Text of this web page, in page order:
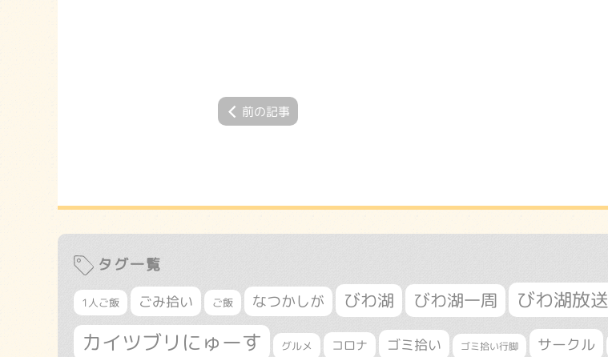
前の記事
タグ一覧
1人ご飯 ごみ拾い ご飯 なつかしが びわ湖 びわ湖一周 びわ湖放送
カイツブリにゅーす グルメ コロナ ゴミ拾い ゴミ拾い行脚 サークル